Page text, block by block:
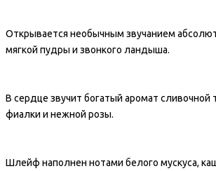
Открывается необычным звучанием
мягкой пудры и звонкого ландыша.
В сердце звучит богатый аромат сливочной
фиалки и нежной розы.
Шлейф наполнен нотами белого мускуса,